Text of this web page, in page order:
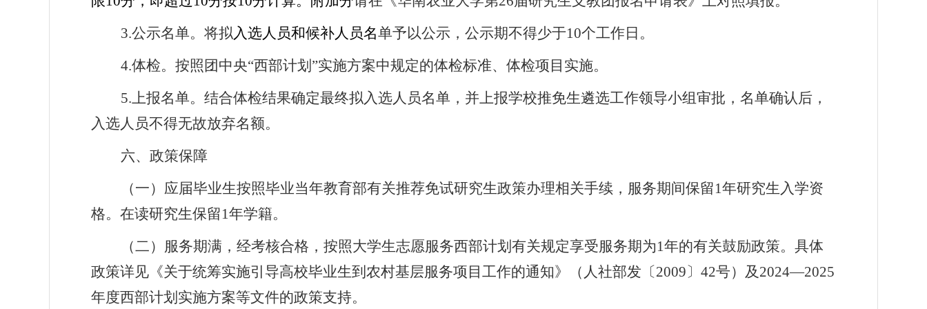
3.公示名单。将拟入选人员和候补人员名单予以公示，公示期不得少于10个工作日。
4.体检。按照团中央“西部计划 ”实施方案中规定的体检标准、体检项目实施。
5.上报名单。结合体检结果确定最终拟入选人员名单，并上报学校推免生遴选工作领导小组审批，名单确认后，
入选人员不得无故放弃名额。
六、政策保障
（一）应届毕业生按照毕业当年教育部有关推荐免试研究生政策办理相关手续，服务期间保留1年研究生入学资
格。在读研究生保留1年学籍。
（二）服务期满，经考核合格，按照大学生志愿服务西部计划有关规定享受服务期为1年的有关鼓励政策。具体
政策详见《关于统筹实施引导高校毕业生到农村基层服务项目工作的通知》（人社部发〔2009〕 42号）及 2024—2025
年度西部计划实施方案等文件的政策支持。